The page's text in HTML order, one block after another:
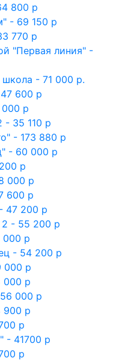
800 р
- 69 150 р
770 р
"Первая линия" -
школа - 71 000 р.
600 р
000 р
35 110 р
- 173 880 р
- 60 000 р
р
000 р
600 р
47 200 р
- 55 200 р
000 р
- 54 200 р
000 р
000 р
000 р
900 р
р
- 41700 р
р